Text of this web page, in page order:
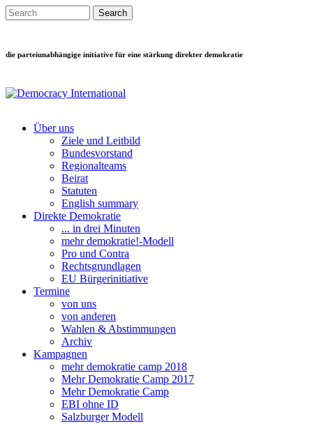
Direkt zum Inhalt
Search this site
die parteiunabhängige initiative für eine stärkung direkter demokratie
Main menu
Über uns
Ziele und Leitbild
Bundesvorstand
Regionalteams
Beirat
Statuten
English summary
Direkte Demokratie
... in drei Minuten
mehr demokratie!-Modell
Pro und Contra
Rechtsgrundlagen
EU Bürgerinitiative
Termine
von uns
von anderen
Wahlen & Abstimmungen
Archiv
Kampagnen
mehr demokratie camp 2018
Mehr Demokratie Camp 2017
Mehr Demokratie Camp
EBI ohne ID
Salzburger Modell